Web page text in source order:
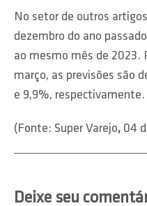
No setor de outros
dezembro do ano
ao mesmo mês de 2023.
março, as previsões são
e 9,9%, respectivamente.
(Fonte: Super Varejo, 04
Deixe seu